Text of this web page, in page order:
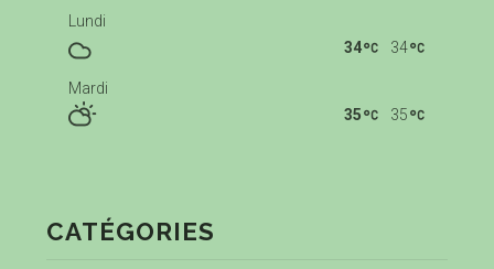
Lundi
34
34
Mardi
35
35
CATÉGORIES